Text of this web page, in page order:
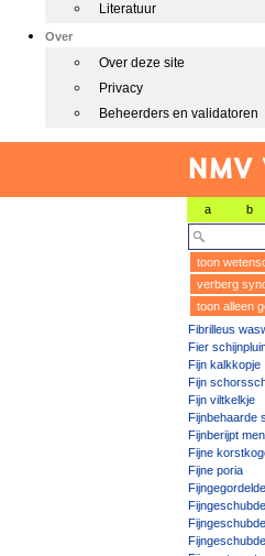
Literatuur
Over
Over deze site
Privacy
Beheerders en validatoren
a b
toon
verberg
toon alleen
Fibrilleus
Fier
Fijn kalkkopje
Fijn
Fijn viltkelkje
Fijnbehaarde
Fijnberijpt
Fijne
Fijne poria